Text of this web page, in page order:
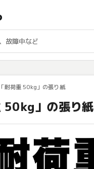
「耐荷重 50kg」の張り紙
50kg」の張り紙